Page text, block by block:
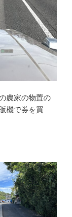
農家の物置の
機で券を買